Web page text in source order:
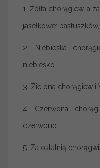
1. Żółta chorągiew, a
jasełkowe:
2. Niebieska
niebiesko.
3. Zielona chorągiew i
4. Czerwona
czerwono.
5. Za ostatnią